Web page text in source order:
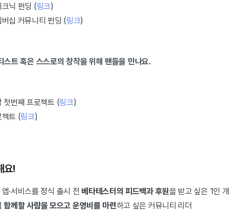
닉 펀딩 (링크)
십 커뮤니티 펀딩 (링크)
트 혹은 스스로의 창작을 위해 팬들을 만나요.
첫번째 프로젝트 (링크)
젝트 (링크)
요!
·서비스를 정식 출시 전 베타테스터의 피드백과 후원을 받고 싶은 1인
함께할 사람을 모으고 운영비를 마련하고 싶은 커뮤니티 리더